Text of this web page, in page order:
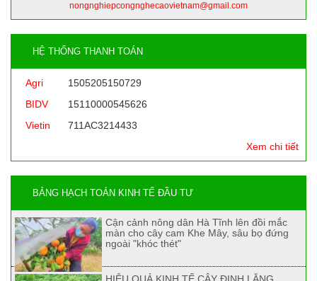
nongnghiepcongnghecaovietnam@gmail.com
HỆ THỐNG THANH TOÁN
Agri
1505205150729
BIDV
15110000545626
Vietin
711AC3214433
Xem chi tiết
BẢNG HẠCH TOÁN KINH TẾ ĐẦU TƯ
Cận cảnh nông dân Hà Tĩnh lên đồi mắc
màn cho cây cam Khe Mây, sâu bọ đứng
ngoài "khóc thét"